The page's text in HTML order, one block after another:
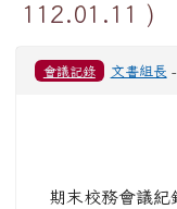
112.01.11 )
會議記錄 文書組長 -
期末校務會議紀